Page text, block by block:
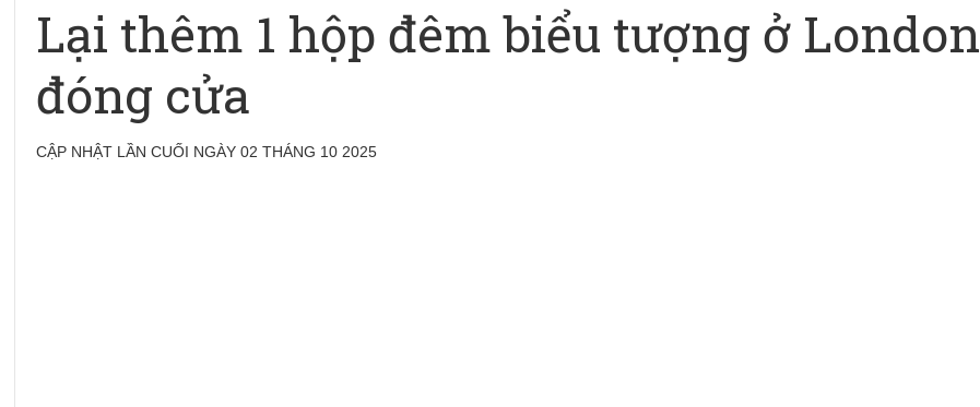
Lại thêm 1 hộp đêm biểu tượng ở London
đóng cửa
CẬP NHẬT LẦN CUỐI NGÀY 02 THÁNG 10 2025